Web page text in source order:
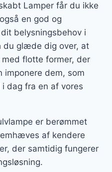
Lamper får du ikke
en god og
belysningsbehov i
du glæde dig over, at
flotte former, der
imponere dem, som
dag fra en af vores
er berømmet
af kendere
der samtidig fungerer